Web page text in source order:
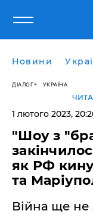
Новини
ДІАЛОГ УКРАЇНА
1 лютого 2023,
"Шоу з
як РФ
та
Війна ще не